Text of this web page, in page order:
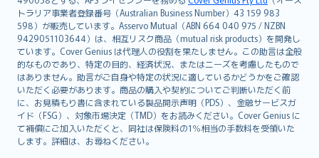
トラリア事業者登録番号（Australian Business Number）43 159 983
598）が販売しています。Asservo Mutual（ABN 664 040 975 / NZBN
9429051103644）は、相互リスク商品（mutual risk products）を開発し
ています。Cover Genius は代理人の役割を果たしません。この助言は全般
的なものであり、特定の目的、経済状況、またはニーズを考慮したもので
はありません。助言がご自身や特定の状況に適しているかどうかをご確認
いただく必要があります。商品の購入や契約についてご判断いただく前
に、お見積もり書に含まれている製品開示声明（PDS）、金融サービスガ
イド（FSG）、対象市場決定（TMD）をお読みください。Cover Genius に
て補償にご加入いただくと、同社は保険料の1％相当の手数料を受領いた
します。詳細は、お尋ねください。
한국어
dansk
norsk
suomi
العربيّة
Türkçe
česky
Русский